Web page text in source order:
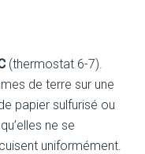
(thermostat 6-7).
de terre sur une
papier sulfurisé ou
ne se
uniformément.